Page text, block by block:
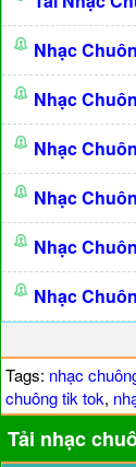
Nhạc
Nhạc
Nhạc
Nhạc
Nhạc
Nhạc
Tags: nhạc
chuông tik tok,
Tải nhạc